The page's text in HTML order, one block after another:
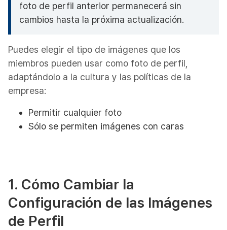
foto de perfil anterior permanecerá sin
cambios hasta la próxima actualización.
Puedes elegir el tipo de imágenes que los
miembros pueden usar como foto de perfil,
adaptándolo a la cultura y las políticas de la
empresa:
Permitir cualquier foto
Sólo se permiten imágenes con caras
1. Cómo Cambiar la
Configuración de las Imágenes
de Perfil